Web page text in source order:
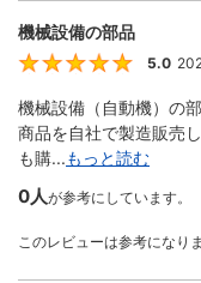
機械設備の部品
5.0
機械設備（自動機）の
商品を自社で製造販売
も購...もっと読む
0人が参考にしています。
このレビューは参考になり